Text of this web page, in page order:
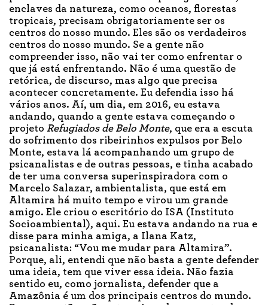
enclaves da natureza, como oceanos, florestas
tropicais, precisam obrigatoriamente ser os
centros do nosso mundo. Eles são os verdadeiros
centros do nosso mundo. Se a gente não
compreender isso, não vai ter como enfrentar o
que já está enfrentando. Não é uma questão de
retórica, de discurso, mas algo que precisa
acontecer concretamente. Eu defendia isso há
vários anos. Aí, um dia, em 2016, eu estava
andando, quando a gente estava começando o
projeto Refugiados de Belo Monte, que era a escuta
do sofrimento dos ribeirinhos expulsos por Belo
Monte, estava lá acompanhando um grupo de
psicanalistas e de outras pessoas, e tinha acabado
de ter uma conversa superinspiradora com o
Marcelo Salazar, ambientalista, que está em
Altamira há muito tempo e virou um grande
amigo. Ele criou o escritório do ISA (Instituto
Socioambiental), aqui. Eu estava andando na rua e
disse para minha amiga, a Ilana Katz,
psicanalista: “Vou me mudar para Altamira”.
Porque, ali, entendi que não basta a gente defender
uma ideia, tem que viver essa ideia. Não fazia
sentido eu, como jornalista, defender que a
Amazônia é um dos principais centros do mundo.